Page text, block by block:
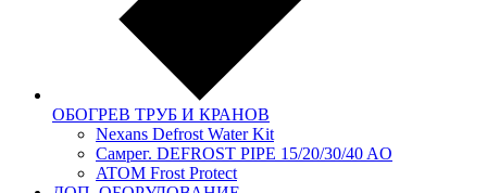
ОБОГРЕВ ТРУБ И КРАНОВ
Nexans Defrost Water Kit
Самрег. DEFROST PIPE 15/20/30/40 AO
ATOM Frost Protect